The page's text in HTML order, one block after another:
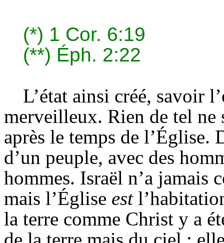
(*) 1 Cor. 6:19
(**) Éph. 2:22
L’état ainsi créé, savoir
merveilleux. Rien de tel ne
après le temps de
d’un peuple, avec des
hommes. Israël n’a jamais
mais l’Église est
la terre comme Christ y a